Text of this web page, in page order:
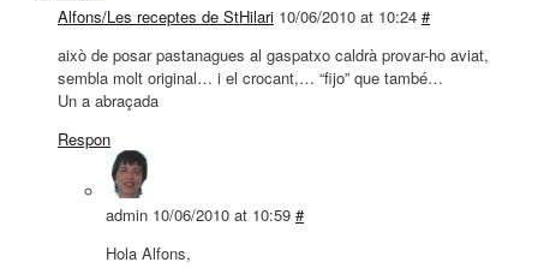
Alfons/Les receptes de StHilari 10/06/2010 at 10:24 #
això de posar pastanagues al gaspatxo caldrà provar-ho aviat,
sembla molt original… i el crocant,… “fijo” que també…
Un a abraçada
Respon
admin 10/06/2010 at 10:59 #
Hola Alfons,